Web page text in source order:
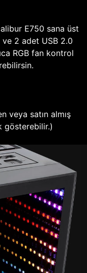
E750 sana üst
2 adet USB 2.0
RGB fan kontrol
veya satın almış
gösterebilir.)